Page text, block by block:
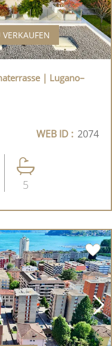
| Lugano–
WEB ID : 2074
5